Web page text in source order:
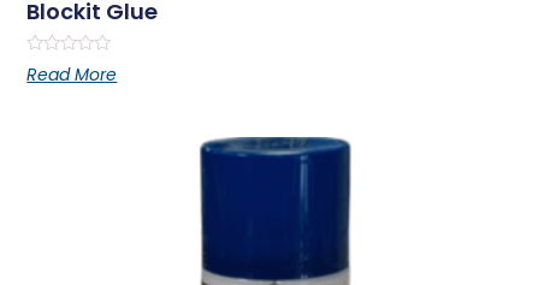
Blockit Glue
Rated
0
Read More